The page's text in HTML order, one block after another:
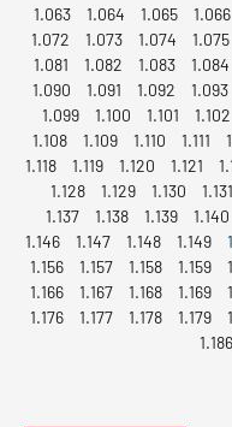
1.063
1.064 1.065 1.066
1.072
1.073 1.074 1.075
1.081
1.082 1.083 1.084
1.090
1.091 1.092 1.093
1.099
1.100 1.101 1.102
1.108
1.109 1.110 1.111
1.118
1.119 1.120 1.121
1.128
1.129 1.130 1.131
1.137
1.138 1.139 1.140
1.146
1.147 1.148 1.149
1.156
1.157 1.158 1.159
1.166
1.167 1.168 1.169
1.176
1.177 1.178 1.179
1.186